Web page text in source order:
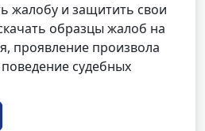
жалобу и защитить свои
образцы жалоб на
проявление произвола
судебных